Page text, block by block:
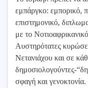
εμπάργκο: εμπορικό,
επιστημονικό,
με το
Αυστηρότατες
Νετανιάχου και σε
δημοσιολογούντες-
σφαγή και